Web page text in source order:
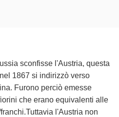
sconfisse l'Austria, questa
1867 si indirizzò verso
Furono perciò emesse
che erano equivalenti alle
l'Austria non